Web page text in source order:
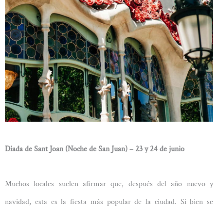
Diada de Sant Joan (Noche de San Juan) – 23 y 24 de junio
Muchos locales suelen afirmar que, después del año nuevo y
navidad, esta es la fiesta más popular de la ciudad. Si bien se